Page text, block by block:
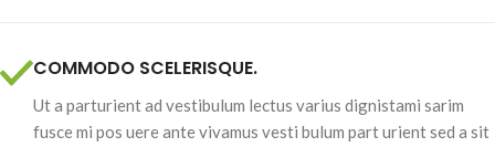
COMMODO SCELERISQUE.
Ut a parturient ad vestibulum lectus varius dignistami sarim
fusce mi pos uere ante vivamus vesti bulum part urient sed a sit